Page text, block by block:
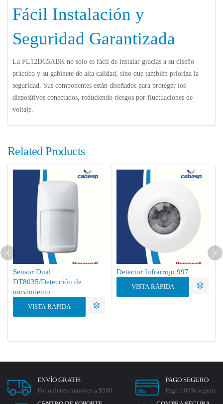
Fácil Instalación y
Seguridad Garantizada
La PL12DC5ABK no solo es fácil de instalar gracias a su diseño
práctico y su gabinete de alta calidad, sino que también prioriza la
seguridad. Sus componentes están diseñados para proteger los
dispositivos conectados, reduciendo riesgos por fluctuaciones de
voltaje.
Related Products
Sensor Dual
DT8035/Detección de
movimiento
VISTA RÁPIDA
Detector Infrarrojo 997
VISTA RÁPIDA
ENVÍO GRATIS
Por ordenes mayores a $500
PAGO SEGURO
Pago 100% seguro